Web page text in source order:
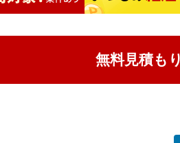
無料見積も